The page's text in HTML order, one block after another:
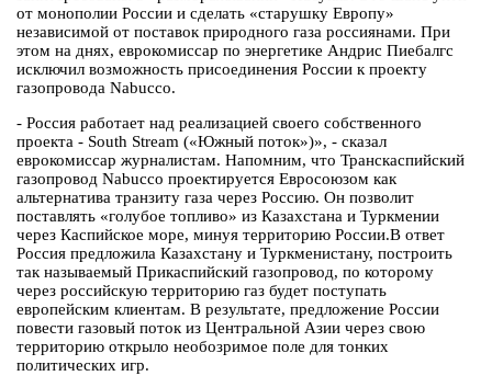
от монополии России и сделать «старушку Европу»
независимой от поставок природного газа россиянами. При
этом на днях, еврокомиссар по энергетике Андрис Пиебалгс
исключил возможность присоединения России к проекту
газопровода Nabucco.
- Россия работает над реализацией своего собственного
проекта - South Stream («Южный поток»)», - сказал
еврокомиссар журналистам. Напомним, что Транскаспийский
газопровод Nabucco проектируется Евросоюзом как
альтернатива транзиту газа через Россию. Он позволит
поставлять «голубое топливо» из Казахстана и Туркмении
через Каспийское море, минуя территорию России.В ответ
Россия предложила Казахстану и Туркменистану, построить
так называемый Прикаспийский газопровод, по которому
через российскую территорию газ будет поступать
европейским клиентам. В результате, предложение России
повести газовый поток из Центральной Азии через свою
территорию открыло необозримое поле для тонких
политических игр.